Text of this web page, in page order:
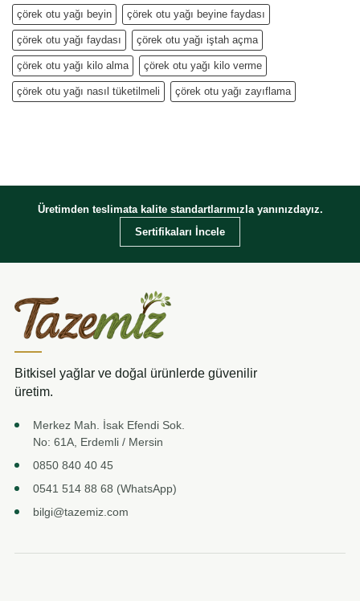
çörek otu yağı beyin çörek otu yağı beyine faydası
çörek otu yağı faydası çörek otu yağı iştah açma
çörek otu yağı kilo alma çörek otu yağı kilo verme
çörek otu yağı nasıl tüketilmeli çörek otu yağı zayıflama
Üretimden teslimata kalite standartlarımızla yanınızdayız.
Sertifikaları İncele
Bitkisel yağlar ve doğal ürünlerde güvenilir
üretim.
Merkez Mah. İsak Efendi Sok.
No: 61A, Erdemli / Mersin
0850 840 40 45
0541 514 88 68 (WhatsApp)
bilgi@tazemiz.com